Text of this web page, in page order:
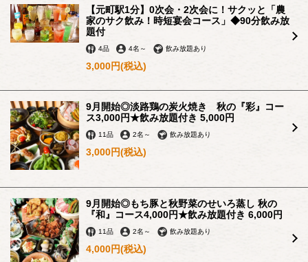
【元町駅1分】0次会・2次会に！サクッと「農
家のサク飲み！時短宴会コース」◆90分飲み放
題付
4品 4名 ～ 飲み放題あり
3,000円(税込)
9月開始◎淡路鶏の炭火焼き 秋の『彩』コー
ス3,000円★飲み放題付き 5,000円
11品 2名 ～ 飲み放題あり
3,000円(税込)
9月開始◎もち豚と秋野菜のせいろ蒸し 秋の
『和』コース4,000円★飲み放題付き 6,000円
11品 2名 ～ 飲み放題あり
4,000円(税込)
この店舗情報をシェアする
【お祝い】記念日やサプライズに◎チョコペンアート付き
デザートプレートサービス！ | ベジタブルダイニング農
家 元町
兵庫県神戸市中央区北長狭通４-2-17
https://vegetablediningnouka.owst.jp/coupons/206913315
お店情報をコピー